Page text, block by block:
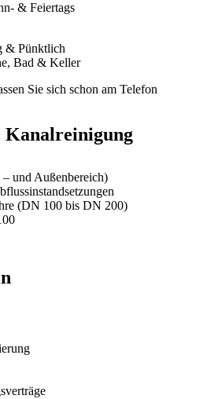
& Feiertags
& Pünktlich
Bad & Keller
Sie sich schon am Telefon
und Außenbereich)
(DN 100 bis DN 200)